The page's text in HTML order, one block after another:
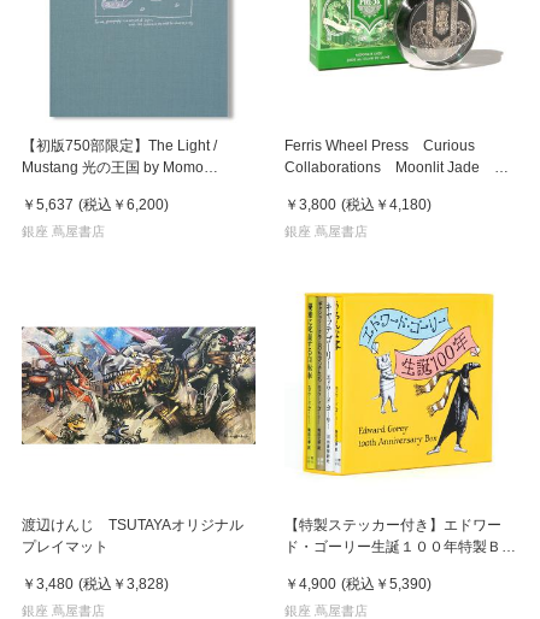
【初版750部限定】The Light /
Mustang 光の王国 by Momo
￥5,637 (税込 ￥6,200)
銀座 蔦屋書店
Ferris Wheel Press Curious
Collaborations Moonlit Jade
ス 万年筆インク
￥3,800 (税込 ￥4,180)
銀座 蔦屋書店
渡辺けんじ TSUTAYAオリジナル
プレイマット
￥3,480 (税込 ￥3,828)
銀座 蔦屋書店
【特製ステッカー付き】エドワー
ド・ゴーリー生誕１００年特製ＢＯ
￥4,900 (税込 ￥5,390)
銀座 蔦屋書店